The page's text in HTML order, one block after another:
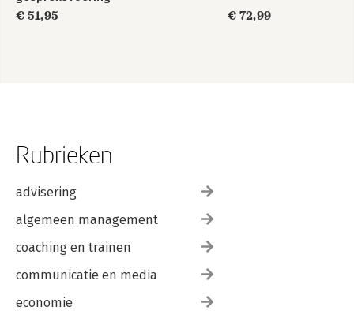
€ 51,95
€ 72,99
Rubrieken
advisering
algemeen management
coaching en trainen
communicatie en media
economie